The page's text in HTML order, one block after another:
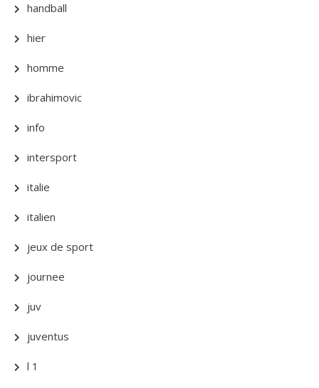
handball
hier
homme
ibrahimovic
info
intersport
italie
italien
jeux de sport
journee
juv
juventus
l 1